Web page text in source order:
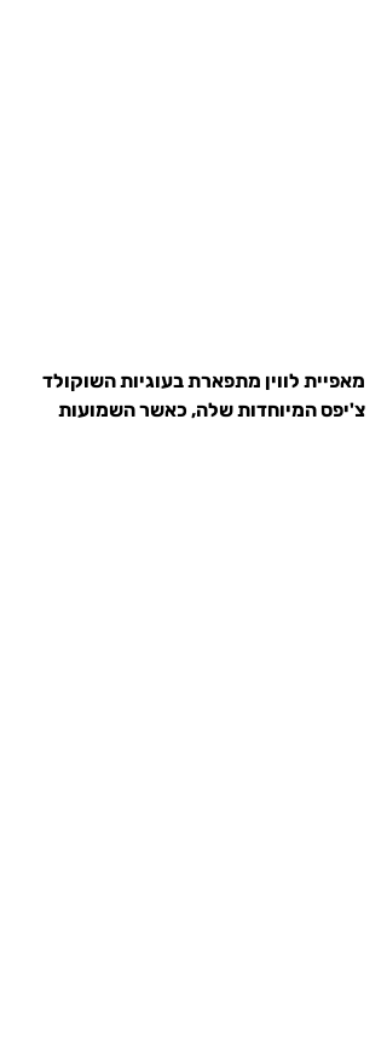
מאפיית לווין מתפארת בעוגיות השוקולד
צ'יפס המיוחדות שלה, כאשר השמועות